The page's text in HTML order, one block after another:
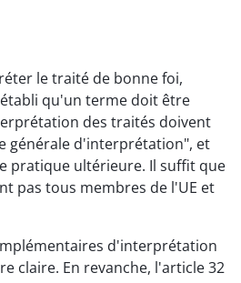
le traité de bonne foi,
qu'un terme doit être
des traités doivent
générale d'interprétation", et
pratique ultérieure. Il suffit que
pas tous membres de l'UE et
d'interprétation
claire. En revanche, l'article 32